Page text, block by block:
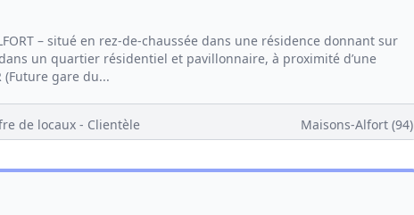
– situé en rez-de-chaussée dans une résidence donnant sur
un quartier résidentiel et pavillonnaire, à proximité d’une
(Future gare du...
de locaux - Clientèle Maisons-Alfort (94)